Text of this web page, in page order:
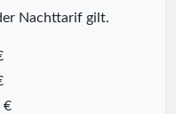
Nachttarif gilt.
€